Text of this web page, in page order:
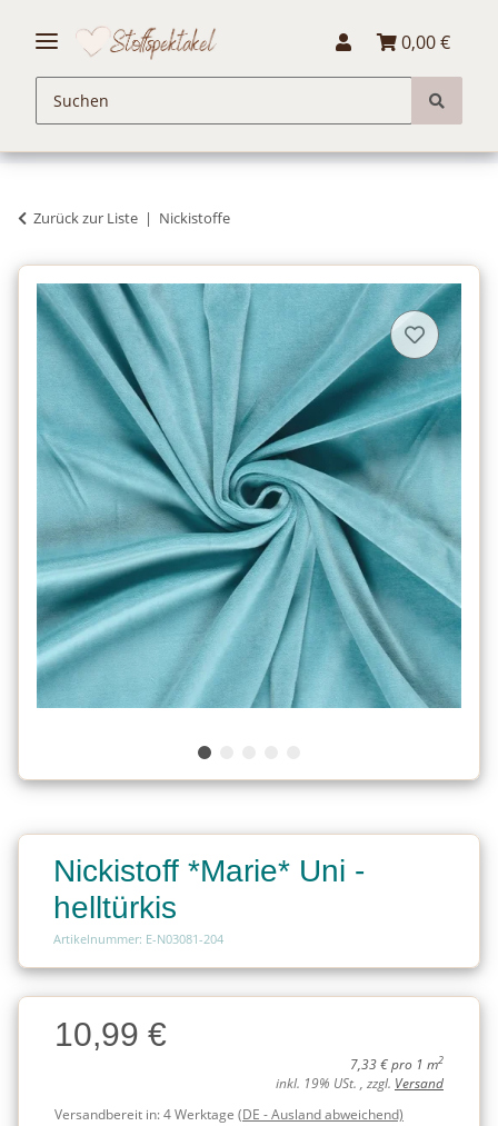
0,00 €
Zurück zur Liste Nickistoffe
Nickistoff *Marie* Uni -
helltürkis
Artikelnummer: E-N03081-204
Charge
Charge10,99 €
7,33 € pro 1 m2
inkl. 19% USt. , zzgl. Versand
Versandbereit in:4 Werktage (DE - Ausland abweichend)